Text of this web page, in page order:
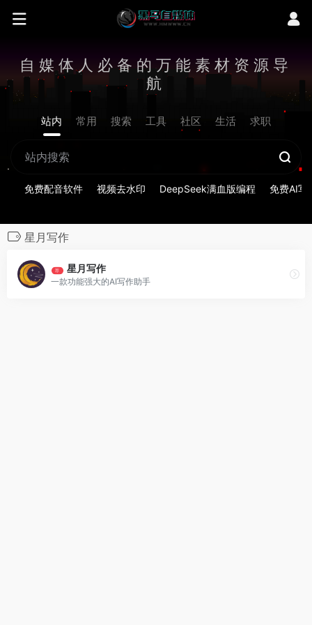
自媒体人必备的万能素材资源导
航
站内 常用 搜索 工具 社区 生活 求职
免费配音软件 视频去水印 DeepSeek满血版编程 免费AI写
星月写作
荐 星月写作
一款功能强大的AI写作助手